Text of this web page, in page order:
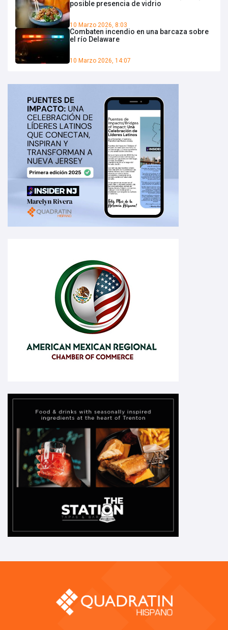
posible presencia de vidrio
10 Marzo 2026, 8:03
Combaten incendio en una barcaza sobre
el río Delaware
10 Marzo 2026, 14:07